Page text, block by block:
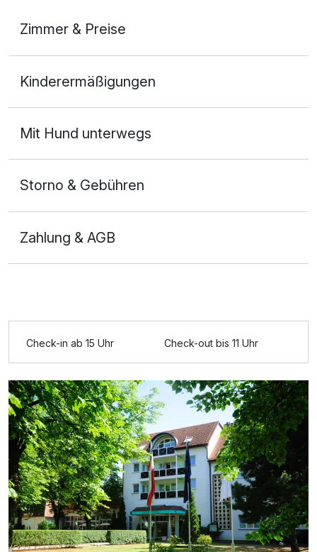
Zimmer & Preise
2 Erwachsene und 3 Kinder
Ausstattung
Zusatznächte
Für 3 Tage p.P. ab284,00 €
Appartement Komfort
2 Erwachsene und 2 Kinder
Kinderermäßigungen
Mit Hund unterwegs
Storno & Gebühren
Zahlung & AGB
Check-in ab 15 Uhr Check-out bis 11 Uhr